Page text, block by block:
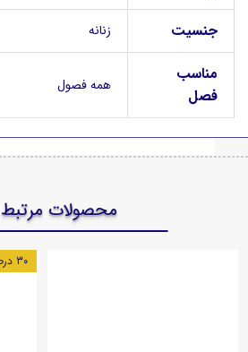
جنسیت زنانه
مناسب
فصل
همه فصول
۳۰ درصد
محصولات مرتبط